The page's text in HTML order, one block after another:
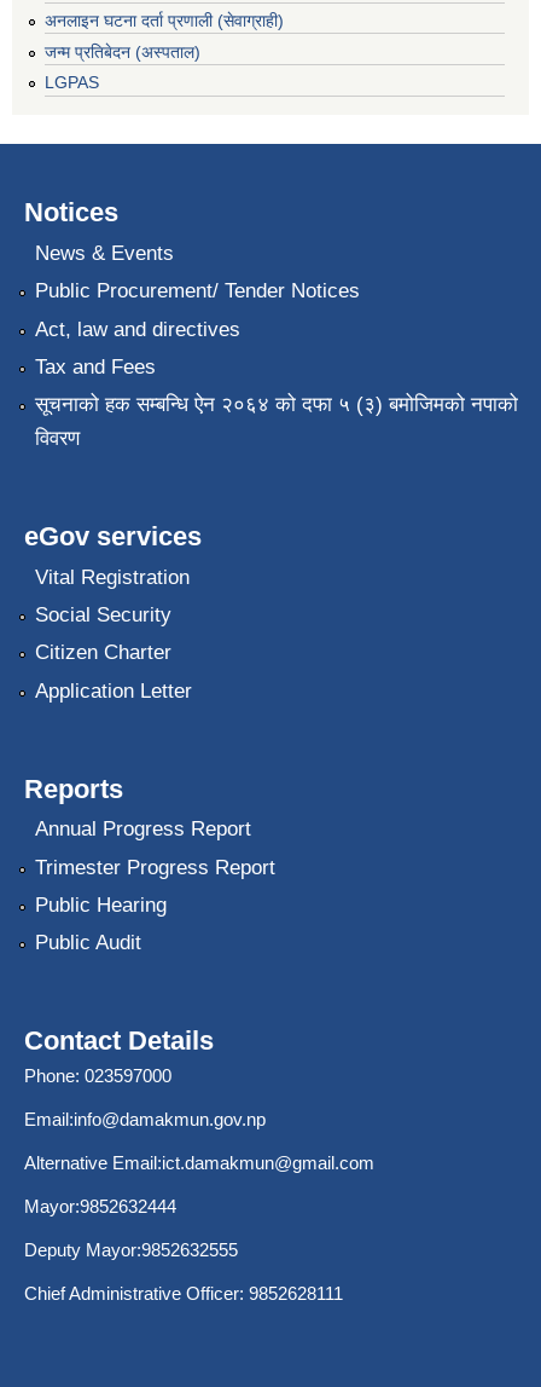
अनलाइन घटना दर्ता प्रणाली (सेवाग्राही)
जन्म प्रतिबेदन (अस्पताल)
LGPAS
Notices
News & Events
Public Procurement/ Tender Notices
Act, law and directives
Tax and Fees
सूचनाको हक सम्बन्धि ऐन २०६४ को दफा ५ (३) बमोजिमको नपाको
विवरण
eGov services
Vital Registration
Social Security
Citizen Charter
Application Letter
Reports
Annual Progress Report
Trimester Progress Report
Public Hearing
Public Audit
Contact Details
Phone: 023597000
Email:info@damakmun.gov.np
Alternative Email:ict.damakmun@gmail.com
Mayor:9852632444
Deputy Mayor:9852632555
Chief Administrative Officer: 9852628111